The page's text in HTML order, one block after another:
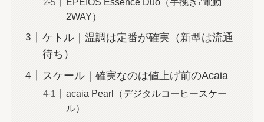
2WAY）
ケトル｜温調は定番が確実（新型は流通
待ち）
スケール｜確実なのは値上げ前のAcaia
acaia Pearl（デジタルコーヒースケー
ル）